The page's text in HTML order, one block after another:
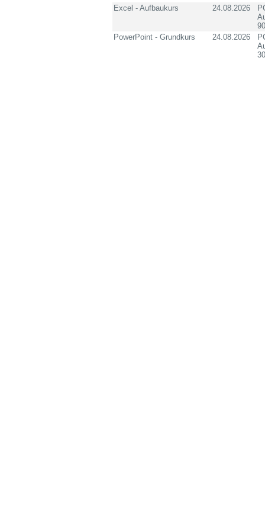
Excel - Aufbaukurs
24.08.2026
PowerPoint - Grundkurs
24.08.2026